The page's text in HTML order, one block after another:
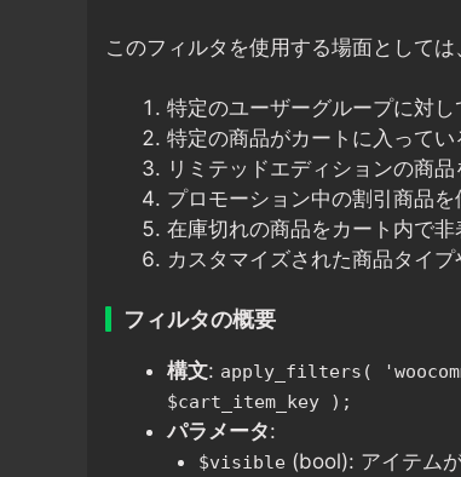
このフィルタを使用する場面として
特定のユーザーグループに対し
特定の商品がカートに入ってい
リミテッドエディションの商
プロモーション中の割引商品を
在庫切れの商品をカート内で非
カスタマイズされた商品タイ
フィルタの概要
構文: apply_filters(
$cart_item_key );
パラメータ:
$visible(bool): アイテムが